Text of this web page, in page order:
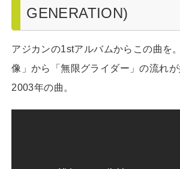
GENERATION)
アジカンの1stアルバムからこの曲を
像」から「無限グライダー」の流れが
2003年の曲。